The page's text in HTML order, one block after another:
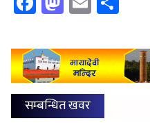
सम्बन्धित खवर